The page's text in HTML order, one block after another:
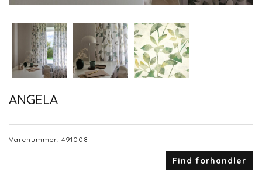
ANGELA
Varenummer: 491008
Find forhandler